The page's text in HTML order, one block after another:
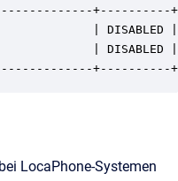
+----------+
| DISABLED |
| DISABLED |
+----------+
LocaPhone-Systemen